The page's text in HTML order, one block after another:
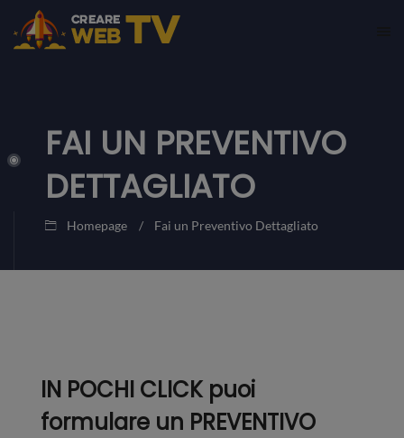
FAI UN PREVENTIVO
DETTAGLIATO
Homepage Fai un Preventivo Dettagliato
IN POCHI CLICK puoi
formulare un PREVENTIVO